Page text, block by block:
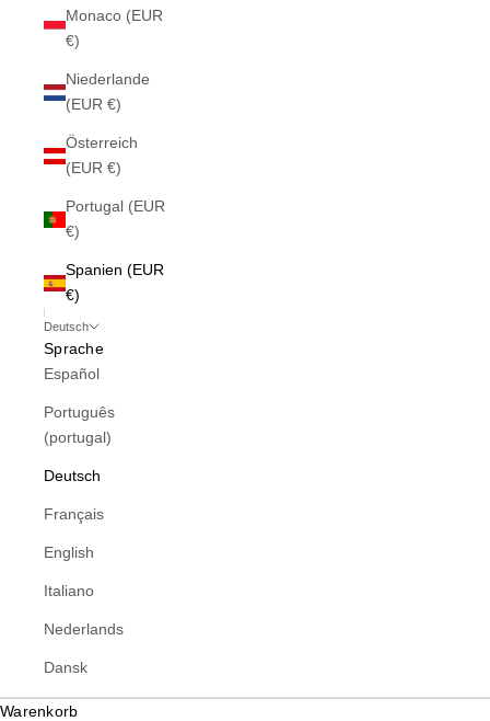
Monaco (EUR
€)
Niederlande
(EUR €)
Österreich
(EUR €)
Portugal (EUR
€)
Spanien (EUR
€)
Deutsch
Sprache
Español
Português
(portugal)
Deutsch
Français
English
Italiano
Nederlands
Dansk
Warenkorb